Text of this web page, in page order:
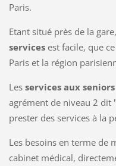
Paris.
Etant situé près de la
servicesest facile, que
Paris et la région
Lesservices aux seniors
agrément de niveau 2
prester des services à la
Les besoins en terme de
cabinet médical,